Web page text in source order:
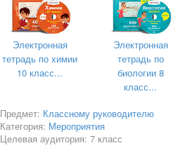
Электронная
тетрадь по химии
10 класс...
Электронная
тетрадь по
биологии 8
класс...
Предмет: Классному руководителю
Категория: Мероприятия
Целевая аудитория: 7 класс